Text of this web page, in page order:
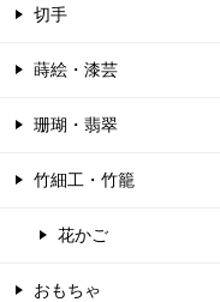
切手
蒔絵・漆芸
珊瑚・翡翠
竹細工・竹籠
花かご
おもちゃ